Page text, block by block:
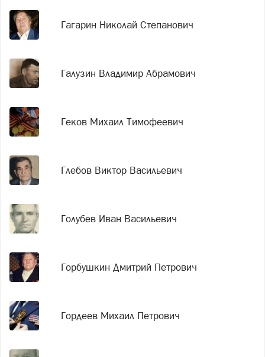
Гагарин Николай Степанович
Галузин Владимир Абрамович
Геков Михаил Тимофеевич
Глебов Виктор Васильевич
Голубев Иван Васильевич
Горбушкин Дмитрий Петрович
Гордеев Михаил Петрович